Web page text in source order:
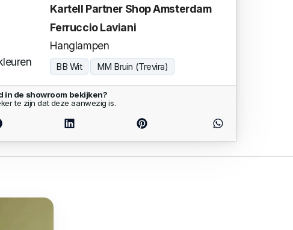
Kartell Partner Shop Amsterdam
Ferruccio Laviani
Hanglampen
BB Wit MM Bruin (Trevira)
in de showroom bekijken?
te zijn dat deze aanwezig is.